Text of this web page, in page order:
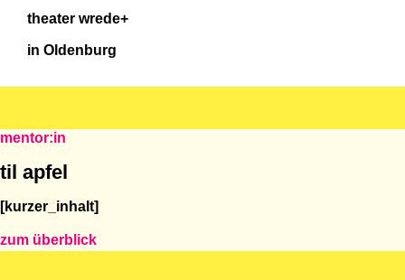
theater wrede+
in Oldenburg
mentor:in
til apfel
[kurzer_inhalt]
zum überblick